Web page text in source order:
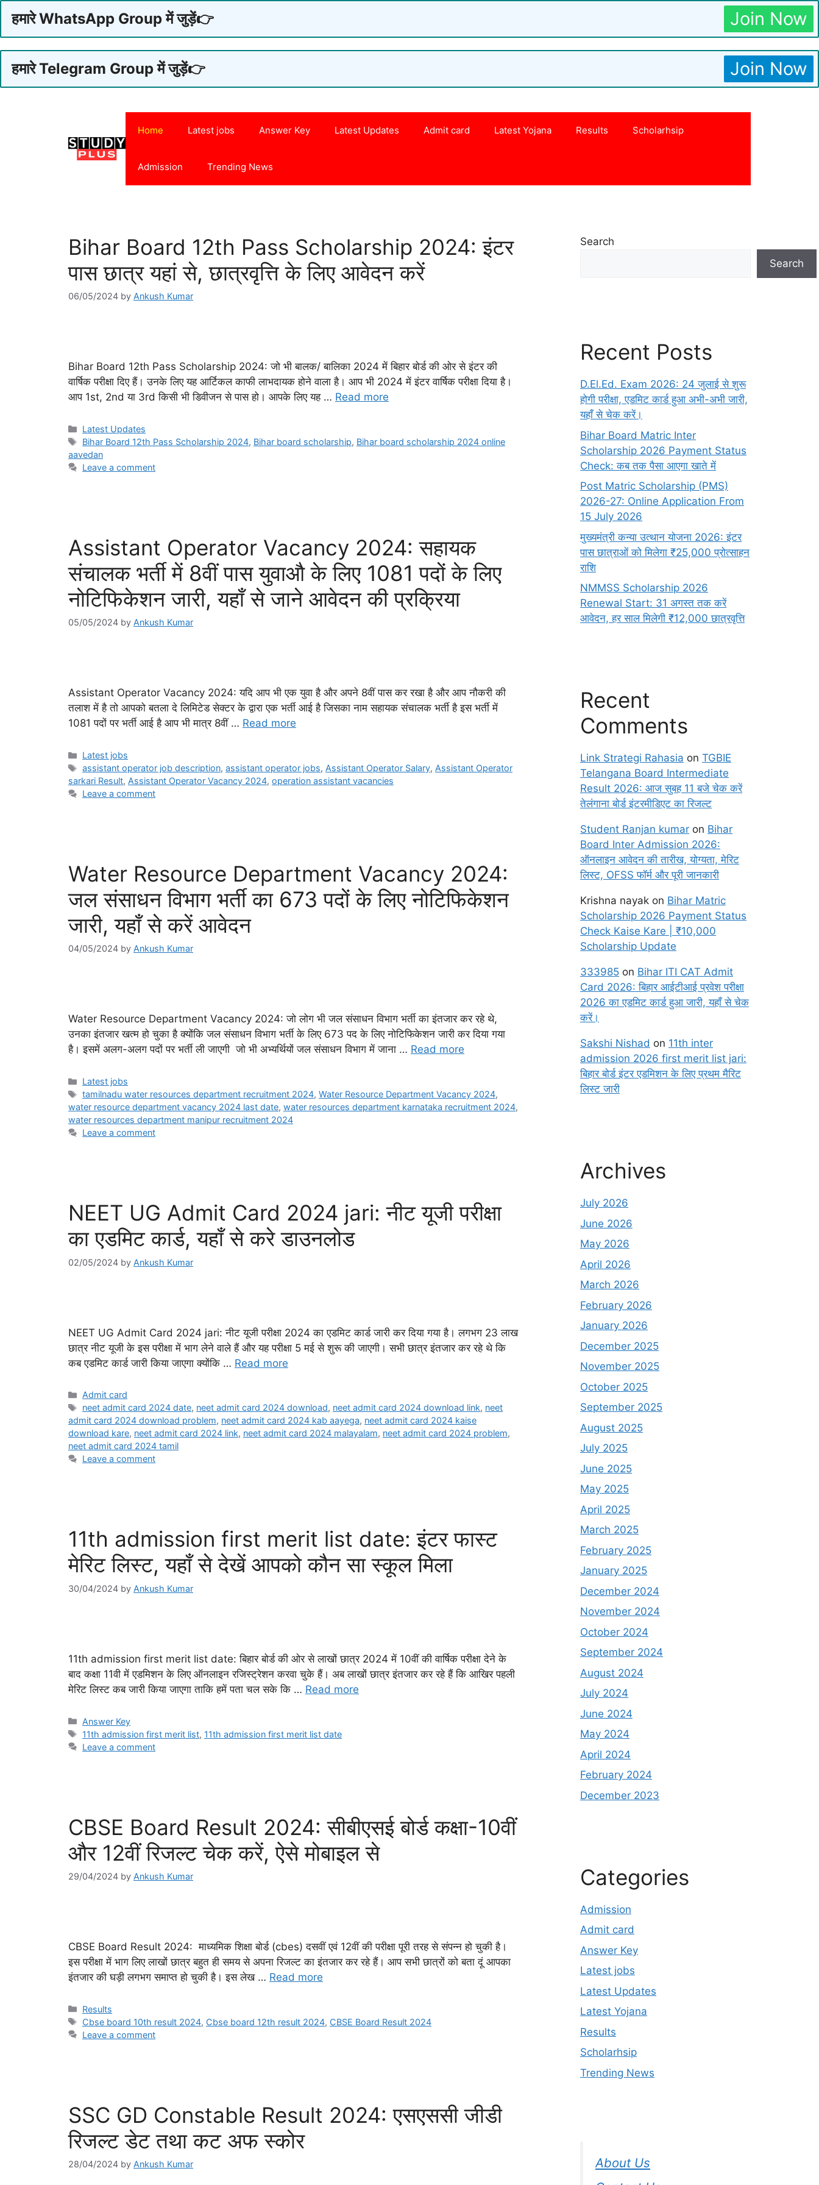
हमारे WhatsApp Group में जुड़ें👉 Join Now
हमारे Telegram Group में जुड़ें👉 Join Now
Home Latest jobs Answer Key Latest Updates Admit card Latest Yojana Results Scholarhsip
Admission Trending News
Bihar Board 12th Pass Scholarship 2024: इंटर
पास छात्र यहां से, छात्रवृत्ति के लिए आवेदन करें
06/05/2024 by Ankush Kumar
Bihar Board 12th Pass Scholarship 2024: जो भी बालक/ बालिका 2024 में बिहार बोर्ड की ओर से इंटर की
वार्षिक परीक्षा दिए हैं। उनके लिए यह आर्टिकल काफी लाभदायक होने वाला है। आप भी 2024 में इंटर वार्षिक परीक्षा दिया है।
आप 1st, 2nd या 3rd किसी भी डिवीजन से पास हो। आपके लिए यह … Read more
Categories
Latest Updates
Tags
Bihar Board 12th Pass Scholarship 2024, Bihar board scholarship, Bihar board scholarship 2024 online
aavedan
Leave a comment
Assistant Operator Vacancy 2024: सहायक
संचालक भर्ती में 8वीं पास युवाऔ के लिए 1081 पदों के लिए
नोटिफिकेशन जारी, यहाँ से जाने आवेदन की प्रक्रिया
05/05/2024 by Ankush Kumar
Assistant Operator Vacancy 2024: यदि आप भी एक युवा है और अपने 8वीं पास कर रखा है और आप नौकरी की
तलाश में है तो आपको बतला दे लिमिटेड सेक्टर के द्वारा एक भर्ती आई है जिसका नाम सहायक संचालक भर्ती है इस भर्ती में
1081 पदों पर भर्ती आई है आप भी मात्र 8वीं … Read more
Categories
Latest jobs
Tags
assistant operator job description,assistant operator jobs, Assistant Operator Salary, Assistant Operator
sarkari Result, Assistant Operator Vacancy 2024, operation assistant vacancies
Leave a comment
Water Resource Department Vacancy 2024:
जल संसाधन विभाग भर्ती का 673 पदों के लिए नोटिफिकेशन
जारी, यहाँ से करें आवेदन
04/05/2024 by Ankush Kumar
Water Resource Department Vacancy 2024: जो लोग भी जल संसाधन विभाग भर्ती का इंतजार कर रहे थे,
उनका इंतजार खत्म हो चुका है क्योंकि जल संसाधन विभाग भर्ती के लिए 673 पद के लिए नोटिफिकेशन जारी कर दिया गया
है। इसमें अलग-अलग पदों पर भर्ती ली जाएगी जो भी अभ्यर्थियों जल संसाधन विभाग में जाना … Read more
Categories
Latest jobs
Tags
tamilnadu water resources department recruitment 2024,Water Resource Department Vacancy 2024,
water resource department vacancy 2024 last date, water resources department karnataka recruitment 2024,
water resources department manipur recruitment 2024
Leave a comment
NEET UG Admit Card 2024 jari: नीट यूजी परीक्षा
का एडमिट कार्ड, यहाँ से करे डाउनलोड
02/05/2024 by Ankush Kumar
NEET UG Admit Card 2024 jari: नीट यूजी परीक्षा 2024 का एडमिट कार्ड जारी कर दिया गया है। लगभग 23 लाख
छात्र नीट यूजी के इस परीक्षा में भाग लेने वाले हैं और यह परीक्षा 5 मई से शुरू की जाएगी। सभी छात्र इंतजार कर रहे थे कि
कब एडमिट कार्ड जारी किया जाएगा क्योंकि … Read more
Categories
Admit card
Tags
neet admit card 2024 date, neet admit card 2024 download, neet admit card 2024 download link, neet
admit card 2024 download problem, neet admit card 2024 kab aayega, neet admit card 2024 kaise
download kare, neet admit card 2024 link, neet admit card 2024 malayalam, neet admit card 2024 problem,
neet admit card 2024 tamil
Leave a comment
11th admission first merit list date: इंटर फास्ट
मेरिट लिस्ट, यहाँ से देखें आपको कौन सा स्कूल मिला
30/04/2024 by Ankush Kumar
11th admission first merit list date: बिहार बोर्ड की ओर से लाखों छात्र 2024 में 10वीं की वार्षिक परीक्षा देने के
बाद कक्षा 11वी में एडमिशन के लिए ऑनलाइन रजिस्ट्रेशन करवा चुके हैं। अब लाखों छात्र इंतजार कर रहे हैं कि आखिर पहली
मेरिट लिस्ट कब जारी किया जाएगा ताकि हमें पता चल सके कि … Read more
Categories
Answer Key
Tags
11th admission first merit list, 11th admission first merit list date
Leave a comment
CBSE Board Result 2024: सीबीएसई बोर्ड कक्षा-10वीं
और 12वीं रिजल्ट चेक करें, ऐसे मोबाइल से
29/04/2024 by Ankush Kumar
CBSE Board Result 2024: माध्यमिक शिक्षा बोर्ड (cbes) दसवीं एवं 12वीं की परीक्षा पूरी तरह से संपन्न हो चुकी है।
इस परीक्षा में भाग लिए लाखों छात्र बहुत ही समय से अपना रिजल्ट का इंतजार कर रहे हैं। आप सभी छात्रों को बता दूं आपका
इंतजार की घड़ी लगभग समाप्त हो चुकी है। इस लेख … Read more
Categories
Results
Tags
Cbse board 10th result 2024, Cbse board 12th result 2024, CBSE Board Result 2024
Leave a comment
SSC GD Constable Result 2024: एसएससी जीडी
रिजल्ट डेट तथा कट अफ स्कोर
28/04/2024 by Ankush Kumar
Search
Search
Recent Posts
D.El.Ed. Exam 2026: 24 जुलाई से शुरू
होगी परीक्षा, एडमिट कार्ड हुआ अभी-अभी जारी,
यहाँ से चेक करें।
Bihar Board Matric Inter
Scholarship 2026 Payment Status
Check: कब तक पैसा आएगा खाते में
Post Matric Scholarship (PMS)
2026-27: Online Application From
15 July 2026
मुख्यमंत्री कन्या उत्थान योजना 2026: इंटर
पास छात्राओं को मिलेगा ₹25,000 प्रोत्साहन
राशि
NMMSS Scholarship 2026
Renewal Start: 31 अगस्त तक करें
आवेदन, हर साल मिलेगी ₹12,000 छात्रवृत्ति
Recent
Comments
Link Strategi Rahasia on TGBIE
Telangana Board Intermediate
Result 2026: आज सुबह 11 बजे चेक करें
तेलंगाना बोर्ड इंटरमीडिएट का रिजल्ट
Student Ranjan kumar on Bihar
Board Inter Admission 2026:
ऑनलाइन आवेदन की तारीख, योग्यता, मेरिट
लिस्ट, OFSS फॉर्म और पूरी जानकारी
Krishna nayak on Bihar Matric
Scholarship 2026 Payment Status
Check Kaise Kare | ₹10,000
Scholarship Update
333985 on Bihar ITI CAT Admit
Card 2026: बिहार आईटीआई प्रवेश परीक्षा
2026 का एडमिट कार्ड हुआ जारी, यहाँ से चेक
करें।
Sakshi Nishad on 11th inter
admission 2026 first merit list jari:
बिहार बोर्ड इंटर एडमिशन के लिए प्रथम मैरिट
लिस्ट जारी
Archives
July 2026
June 2026
May 2026
April 2026
March 2026
February 2026
January 2026
December 2025
November 2025
October 2025
September 2025
August 2025
July 2025
June 2025
May 2025
April 2025
March 2025
February 2025
January 2025
December 2024
November 2024
October 2024
September 2024
August 2024
July 2024
June 2024
May 2024
April 2024
February 2024
December 2023
Categories
Admission
Admit card
Answer Key
Latest jobs
Latest Updates
Latest Yojana
Results
Scholarhsip
Trending News
About Us